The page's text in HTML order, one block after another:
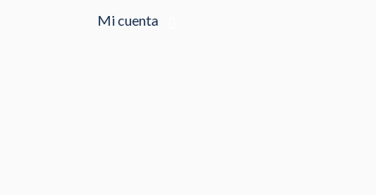
Mi cuenta